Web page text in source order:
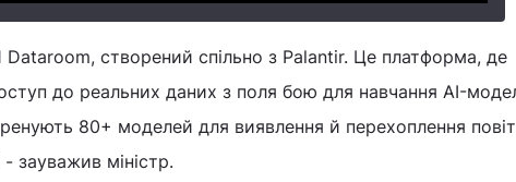
створений спільно з Palantir. Це платформа, де
до реальних даних з поля бою для навчання AI-
80+ моделей для виявлення й перехоплення
зауважив міністр.